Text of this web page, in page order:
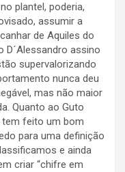
plantel, poderia,
assumir a
de Aquiles do
D´Alessandro assino
supervalorizando
nunca deu
mas não maior
Quanto ao Guto
tem feito um bom
para uma definição
e ainda
criar “chifre em